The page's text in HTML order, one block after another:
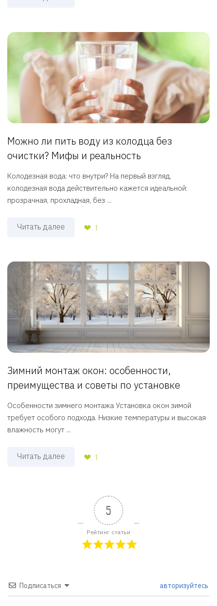
Можно ли пить воду из колодца без
очистки? Мифы и реальность
Колодезная вода: что внутри? На первый взгляд,
колодезная вода действительно кажется идеальной:
прозрачная, прохладная, без ...
Читать далее 1
Зимний монтаж окон: особенности,
преимущества и советы по установке
Особенности зимнего монтажа Установка окон зимой
требует особого подхода. Низкие температуры и высокая
влажность могут ...
Читать далее 1
5
Рейтинг статьи
Подписаться авторизуйтесь